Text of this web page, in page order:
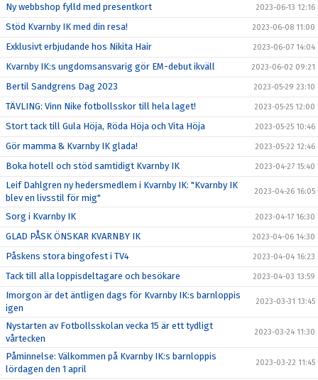
Ny webbshop fylld med presentkort 2023-06-13 12:16
Stöd Kvarnby IK med din resa! 2023-06-08 11:00
Exklusivt erbjudande hos Nikita Hair 2023-06-07 14:04
Kvarnby IK:s ungdomsansvarig gör EM-debut ikväll 2023-06-02 09:21
Bertil Sandgrens Dag 2023 2023-05-29 23:10
TÄVLING: Vinn Nike fotbollsskor till hela laget! 2023-05-25 12:00
Stort tack till Gula Höja, Röda Höja och Vita Höja 2023-05-25 10:46
Gör mamma & Kvarnby IK glada! 2023-05-22 12:46
Boka hotell och stöd samtidigt Kvarnby IK 2023-04-27 15:40
Leif Dahlgren ny hedersmedlem i Kvarnby IK: "Kvarnby IK
blev en livsstil för mig"
2023-04-26 16:05
Sorg i Kvarnby IK 2023-04-17 16:30
GLAD PÅSK ÖNSKAR KVARNBY IK 2023-04-06 14:30
Påskens stora bingofest i TV4 2023-04-04 16:23
Tack till alla loppisdeltagare och besökare 2023-04-03 13:59
Imorgon är det äntligen dags för Kvarnby IK:s barnloppis
igen
2023-03-31 13:45
Nystarten av Fotbollsskolan vecka 15 är ett tydligt
vårtecken
2023-03-24 11:30
Påminnelse: Välkommen på Kvarnby IK:s barnloppis
lördagen den 1 april
2023-03-22 11:45